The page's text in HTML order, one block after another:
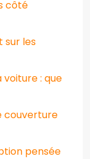
côté
sur les
: que
couverture
pensée